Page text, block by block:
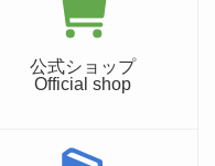
公式ショップ
Official shop